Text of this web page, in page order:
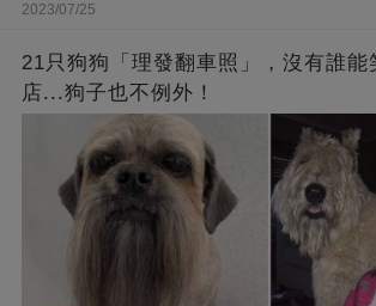
2023/07/25
21只狗狗「理發翻車照」，沒有誰能
店...狗子也不例外！